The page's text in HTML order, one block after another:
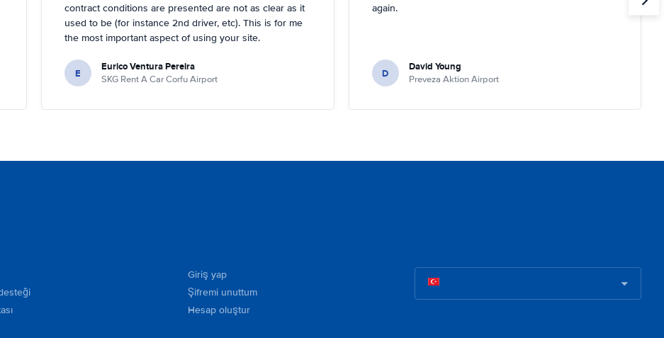
contract conditions are presented are not as clear as it
used to be (for instance 2nd driver, etc). This is for me
the most important aspect of using your site.
E Eurico Ventura Pereira
SKG Rent A Car Corfu Airport
again.
D David Young
Preveza Aktion Airport
Giriş yap
Şifremi unuttum
Hesap oluştur